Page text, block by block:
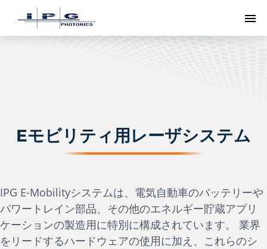
ト
Eモビリティ用レーザシステム
IPG E-Mobilityシステムは、電気自動車のバッテリーや
パワートレイン部品、その他のエネルギー貯蔵アプリ
ケーションの製造用に特別に構成されています。 業界
をリードするハードウェアの使用に加え、これらのシ